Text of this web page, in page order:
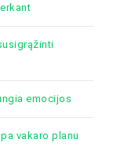
emocijos
vakaro planu